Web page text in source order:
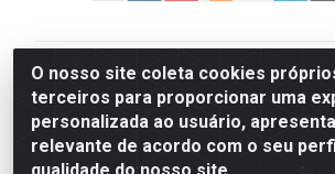
O nosso site coleta cookies
terceiros para proporcionar uma
personalizada ao usuário,
relevante de acordo com o seu
Atacadao da Limpeza F. Pereira
Distribuicao LTDA - Quadra Qi 10 Lotes
Industrial (Taguatinga), Brasília/DF -
CNPJ 13.184.675/0001-